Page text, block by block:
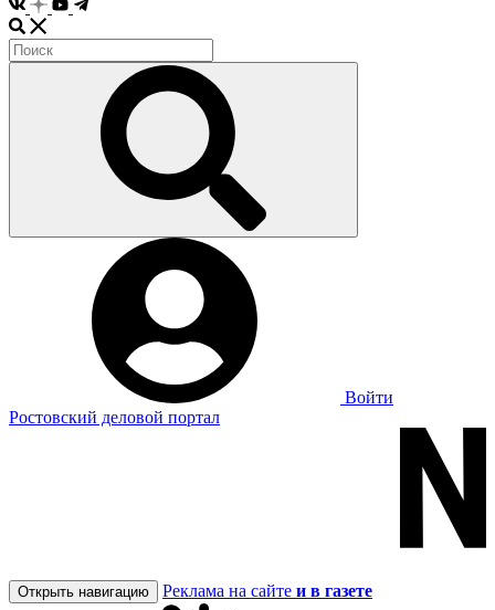
Войти
Ростовский деловой портал
Открыть навигацию Реклама на сайте и в газете